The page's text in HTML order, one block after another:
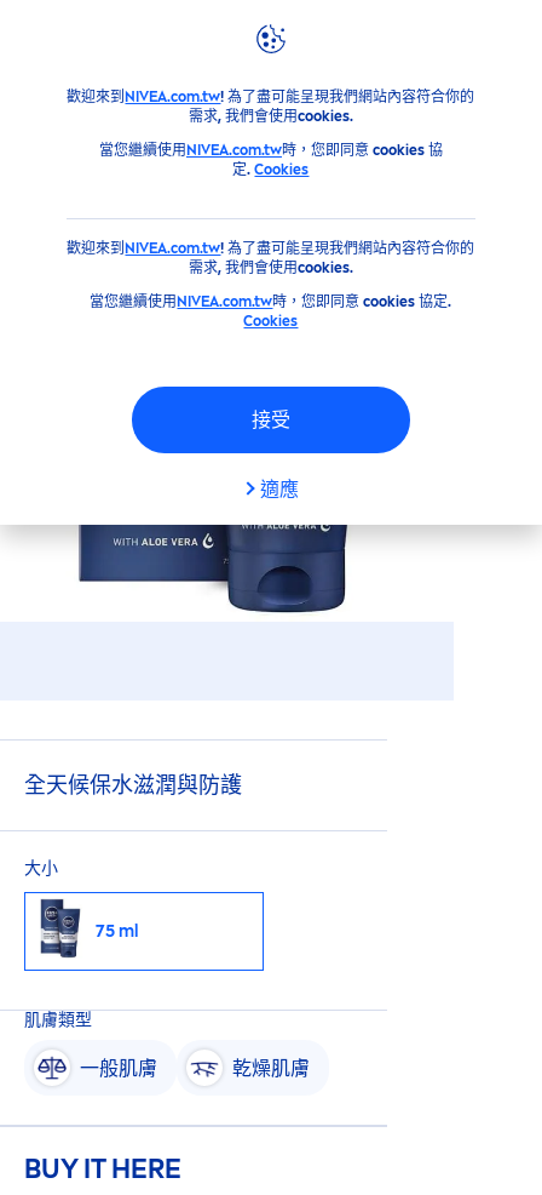
歡迎來到 NIVEA.com.tw! 為了盡可能呈現我們網站內容符合你的
需求, 我們會使用cookies.
當您繼續使用 NIVEA.com.tw時，您即同意 cookies 協
定.Cookies
歡迎來到 NIVEA.com.tw! 為了盡可能呈現我們網站內容符合你的
需求, 我們會使用cookies.
當您繼續使用 NIVEA.com.tw時，您即同意 cookies 協定.
Cookies
接受
適應
產品 男士產品 臉部 妮維雅男士活力保濕乳液75ml
妮維雅男士活力保濕乳液75ML
全天候保水滋潤與防護
大小
75 ml
肌膚類型
一般肌膚 乾燥肌膚
BUY IT HERE